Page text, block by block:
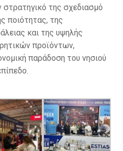
στρατηγικό της σχεδιασμό
ποιότητας, της
και της υψηλής
προϊόντων,
παράδοση του νησιού